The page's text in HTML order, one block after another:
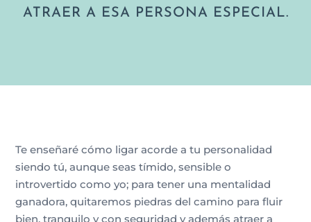
ATRAER A ESA PERSONA ESPECIAL.
Te enseñaré cómo ligar acorde a tu personalidad
siendo tú, aunque seas tímido, sensible o
introvertido como yo; para tener una mentalidad
ganadora, quitaremos piedras del camino para fluir
bien, tranquilo y con seguridad y además atraer a